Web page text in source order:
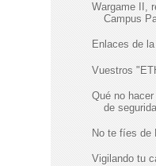
Wargame II,
Campus
Enlaces de
Vuestros
Qué no
de
No te fíes de
Vigilando tu